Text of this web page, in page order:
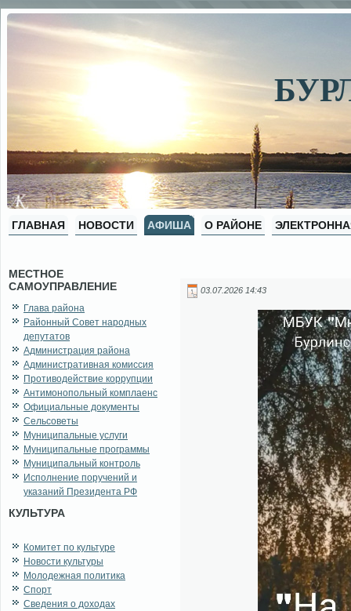
ГЛАВНАЯ НОВОСТИ АФИША О РАЙОНЕ
МЕСТНОЕ
САМОУПРАВЛЕНИЕ
Глава района
Районный Совет народных
депутатов
Администрация района
Административная комиссия
Противодействие коррупции
Антимонопольный комплаенс
Официальные документы
Сельсоветы
Муниципальные услуги
Муниципальные программы
Муниципальный контроль
Исполнение поручений и
указаний Президента РФ
КУЛЬТУРА
Комитет по культуре
Новости культуры
Молодежная политика
Спорт
Сведения о доходах
03.07.2026 14:43